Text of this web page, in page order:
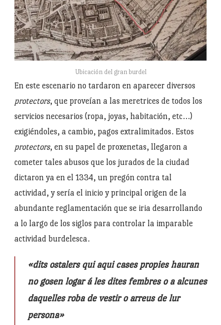
Ubicación del gran burdel
En este escenario no tardaron en aparecer diversos
protectors, que proveían a las meretrices de todos los
servicios necesarios (ropa, joyas, habitación, etc…)
exigiéndoles, a cambio, pagos extralimitados. Estos
protectors, en su papel de proxenetas, llegaron a
cometer tales abusos que los jurados de la ciudad
dictaron ya en el 1334, un pregón contra tal
actividad, y sería el inicio y principal origen de la
abundante reglamentación que se iria desarrollando
a lo largo de los siglos para controlar la imparable
actividad burdelesca.
«dits ostalers qui aqui cases propies hauran
no gosen logar á les dites fembres o a alcunes
daquelles roba de vestir o arreus de lur
persona»